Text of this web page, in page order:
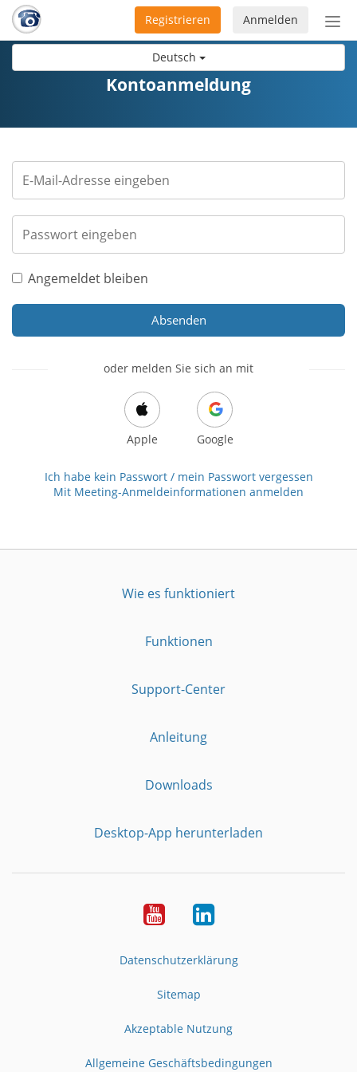
Deutsch
Anmelden
Registrieren
Kontoanmeldung
Angemeldet bleiben
Absenden
oder melden Sie sich an mit
Apple Google
Ich habe kein Passwort / mein Passwort vergessen
Mit Meeting-Anmeldeinformationen anmelden
Wie es funktioniert
Funktionen
Support-Center
Anleitung
Downloads
Desktop-App herunterladen
YouTubeLinkedIn
Datenschutzerklärung
Sitemap
Akzeptable Nutzung
Allgemeine Geschäftsbedingungen